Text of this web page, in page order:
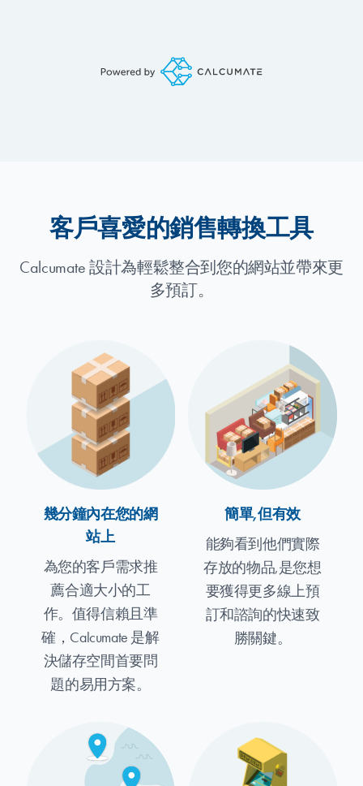
客戶喜愛的銷售轉換工具
Calcumate 設計為輕鬆整合到您的網站並帶來更
多預訂。
幾分鐘內在您的網
站上
為您的客戶需求推
薦合適大小的工
作。值得信賴且準
確，Calcumate 是解
決儲存空間首要問
題的易用方案。
簡單,但有效
能夠看到他們實際
存放的物品,是您想
要獲得更多線上預
訂和諮詢的快速致
勝關鍵。